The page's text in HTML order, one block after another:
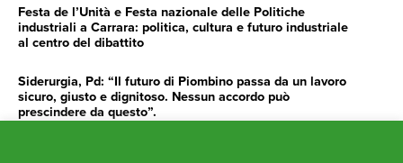
Festa de l’Unità e Festa nazionale delle Politiche
industriali a Carrara: politica, cultura e futuro industriale
al centro del dibattito
Siderurgia, Pd: “Il futuro di Piombino passa da un lavoro
sicuro, giusto e dignitoso. Nessun accordo può
prescindere da questo”.